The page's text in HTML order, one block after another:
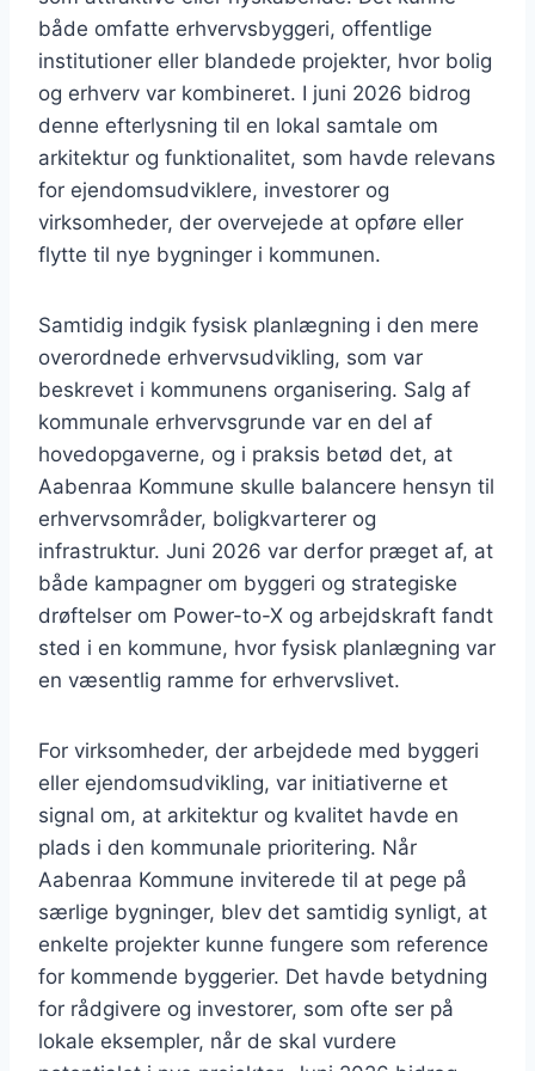
både omfatte erhvervsbyggeri, offentlige
institutioner eller blandede projekter, hvor bolig
og erhverv var kombineret. I juni 2026 bidrog
denne efterlysning til en lokal samtale om
arkitektur og funktionalitet, som havde relevans
for ejendomsudviklere, investorer og
virksomheder, der overvejede at opføre eller
flytte til nye bygninger i kommunen.
Samtidig indgik fysisk planlægning i den mere
overordnede erhvervsudvikling, som var
beskrevet i kommunens organisering. Salg af
kommunale erhvervsgrunde var en del af
hovedopgaverne, og i praksis betød det, at
Aabenraa Kommune skulle balancere hensyn til
erhvervsområder, boligkvarterer og
infrastruktur. Juni 2026 var derfor præget af, at
både kampagner om byggeri og strategiske
drøftelser om Power-to-X og arbejdskraft fandt
sted i en kommune, hvor fysisk planlægning var
en væsentlig ramme for erhvervslivet.
For virksomheder, der arbejdede med byggeri
eller ejendomsudvikling, var initiativerne et
signal om, at arkitektur og kvalitet havde en
plads i den kommunale prioritering. Når
Aabenraa Kommune inviterede til at pege på
særlige bygninger, blev det samtidig synligt, at
enkelte projekter kunne fungere som reference
for kommende byggerier. Det havde betydning
for rådgivere og investorer, som ofte ser på
lokale eksempler, når de skal vurdere